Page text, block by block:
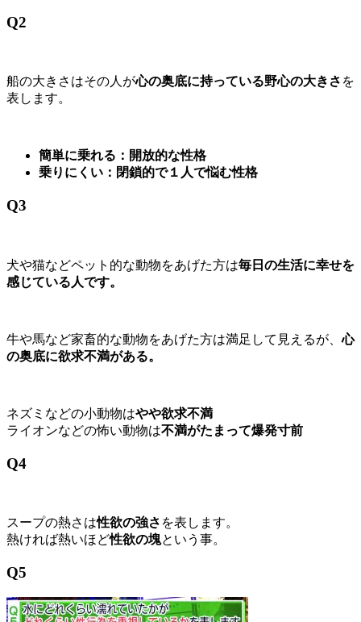
Q2
船の大きさはその人が心の奥底に持っている野心の大きさ を
表します。
簡単に乗れる：開放的な性格
乗りにくい：閉鎖的で１人で悩む性格
Q3
犬や猫などペット的な動物をあげた方は毎日の生活に幸せを
感じている人です。
牛や馬など家畜的な動物をあげた方は満足して見えるが、心
の奥底に欲求不満がある。
ネズミなどの小動物はやや欲求不満
ライオンなどの怖い動物は不満がたまって爆発寸前
Q4
スープの熱さは性欲の強さ を表します。
熱ければ熱いほど性欲の塊という事。
Q5